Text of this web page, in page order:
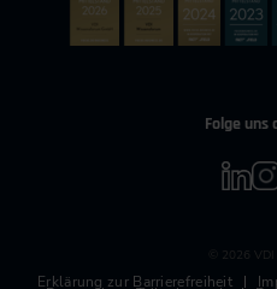
Folge uns
© 2026
Erklärung zur Barrierefreiheit